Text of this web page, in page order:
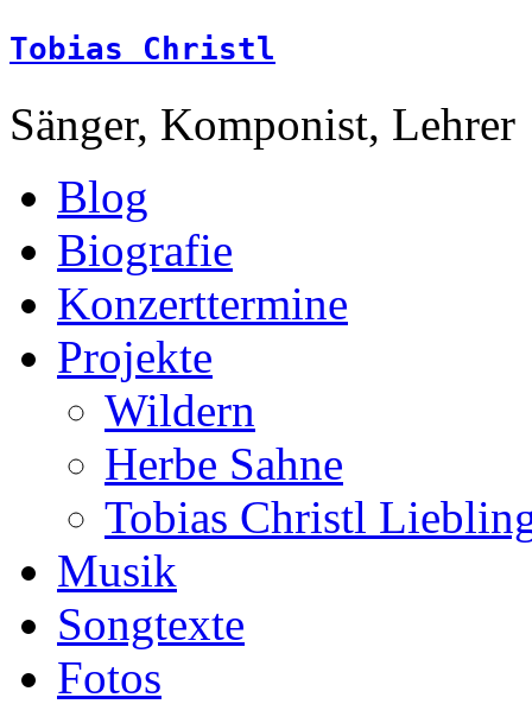
Tobias Christl
Sänger, Komponist, Lehrer
Blog
Biografie
Konzerttermine
Projekte
Wildern
Herbe Sahne
Tobias Christl
Musik
Songtexte
Fotos